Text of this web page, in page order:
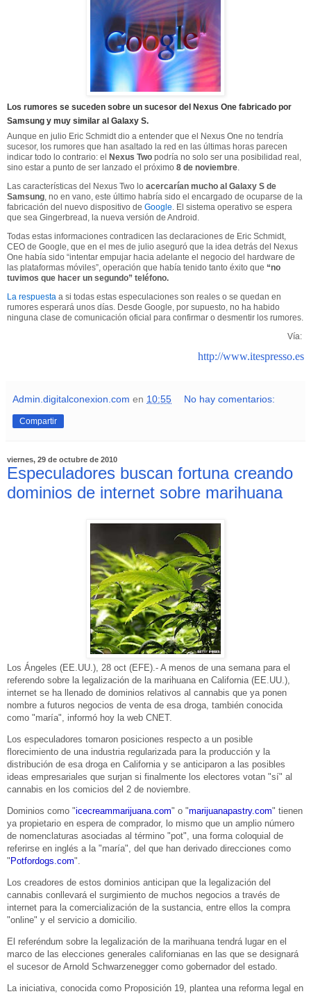
Los rumores se suceden sobre un sucesor del Nexus One fabricado por
Samsung y muy similar al Galaxy S.
Aunque en julio Eric Schmidt dio a entender que el Nexus One no tendría
sucesor, los rumores que han asaltado la red en las últimas horas parecen
indicar todo lo contrario: el
Nexus Two podría no solo ser una posibilidad real,
sino estar a punto de ser lanzado el próximo 8 de noviembre.
Las características del Nexus Two lo acercarían mucho al Galaxy S de
Samsung, no en vano, este último habría sido el encargado de ocuparse de la
fabricación del nuevo dispositivo de Google. El sistema operativo se espera
que sea Gingerbread, la nueva versión de Android.
Todas estas informaciones contradicen las declaraciones de Eric Schmidt,
CEO de Google, que en el mes de julio aseguró que la idea detrás del Nexus
One había sido “intentar empujar hacia adelante el negocio del hardware de
las plataformas móviles”, operación que había tenido tanto éxito que “no
tuvimos que hacer un segundo” teléfono.
La respuesta a si todas estas especulaciones son reales o se quedan en
rumores esperará unos días. Desde Google, por supuesto, no ha habido
ninguna clase de comunicación oficial para confirmar o desmentir los rumores.
Vía:
http://www.itespresso.es
Admin.digitalconexion.com en 10:55 No hay comentarios:
Compartir
viernes, 29 de octubre de 2010
Especuladores buscan fortuna creando
dominios de internet sobre marihuana
Los Ángeles (EE.UU.), 28 oct (EFE).- A menos de una semana para el
referendo sobre la legalización de la marihuana en California (EE.UU.),
internet se ha llenado de dominios relativos al cannabis que ya ponen
nombre a futuros negocios de venta de esa droga, también conocida
como "maría", informó hoy la web CNET.
Los especuladores tomaron posiciones respecto a un posible
florecimiento de una industria regularizada para la producción y la
distribución de esa droga en California y se anticiparon a las posibles
ideas empresariales que surjan si finalmente los electores votan "sí" al
cannabis en los comicios del 2 de noviembre.
Dominios como "icecreammarijuana.com" o "marijuanapastry.com" tienen
ya propietario en espera de comprador, lo mismo que un amplio número
de nomenclaturas asociadas al término "pot", una forma coloquial de
referirse en inglés a la "maría", del que han derivado direcciones como
" Potfordogs.com".
Los creadores de estos dominios anticipan que la legalización del
cannabis conllevará el surgimiento de muchos negocios a través de
internet para la comercialización de la sustancia, entre ellos la compra
"online" y el servicio a domicilio.
El referéndum sobre la legalización de la marihuana tendrá lugar en el
marco de las elecciones generales californianas en las que se designará
el sucesor de Arnold Schwarzenegger como gobernador del estado.
La iniciativa, conocida como Proposición 19, plantea una reforma legal en